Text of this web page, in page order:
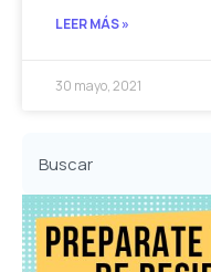
LEER MÁS »
30 mayo, 2021